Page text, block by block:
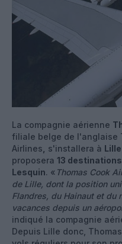
La compagnie aérienne
filiale belge de l'anglaise
Airlines
s'installera à Lille
proposera 13 destinations
Lesquin. « Thomas Cook
de Lille, dont la position
Flandres, du Hainaut et du
vacances depuis un
indiqué la compagnie
Depuis Lille donc,